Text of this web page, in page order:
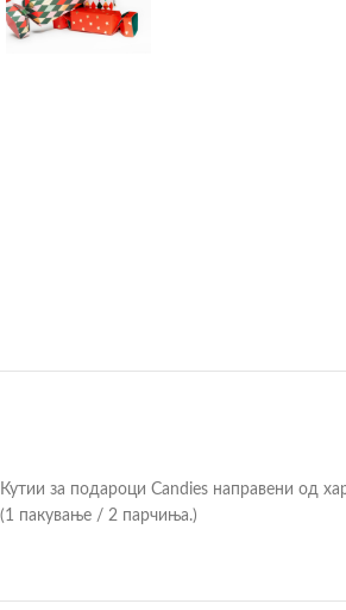
Кутии за подароци Candies направени од
(1 пакување / 2 парчиња.)